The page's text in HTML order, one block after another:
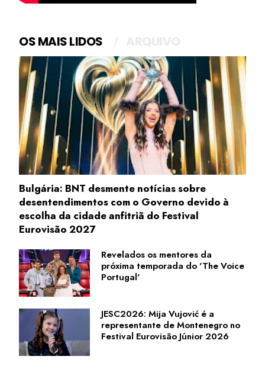
OS MAIS LIDOS
Bulgária: BNT desmente notícias sobre
desentendimentos com o Governo devido à
escolha da cidade anfitriã do Festival
Eurovisão 2027
Revelados os mentores da
próxima temporada do 'The Voice
Portugal'
JESC2026: Mija Vujović é a
representante de Montenegro no
Festival Eurovisão Júnior 2026